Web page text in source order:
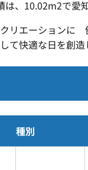
は、10.02m2で愛
リエーションに
て快適な日を創造
種別